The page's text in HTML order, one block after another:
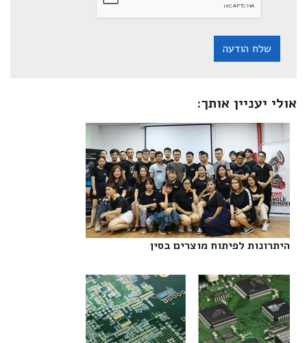
שלח הודעה
אולי יעניין אותך:
היתרונות לפיתוח מוצרים בסין‎